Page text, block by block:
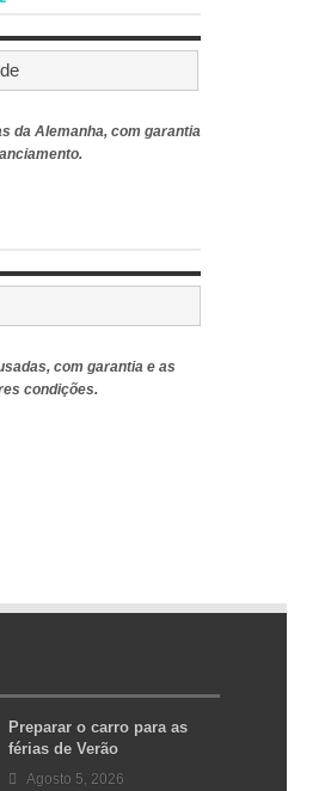
da Alemanha, com garantia
com garantia e as
condições.
Preparar o carro para as
férias de Verão
Agosto 5, 2026